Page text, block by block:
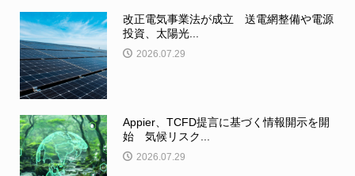
改正電気事業法が成立 送電網整備や電源
投資、太陽光...
2026.07.29
Appier、TCFD提言に基づく情報開示を開
始 気候リスク...
2026.07.29